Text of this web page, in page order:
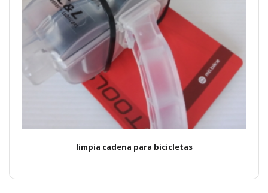
limpia cadena para bicicletas